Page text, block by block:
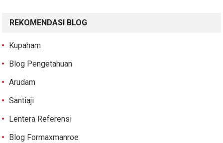
REKOMENDASI BLOG
Kupaham
Blog Pengetahuan
Arudam
Santiaji
Lentera Referensi
Blog Formaxmanroe